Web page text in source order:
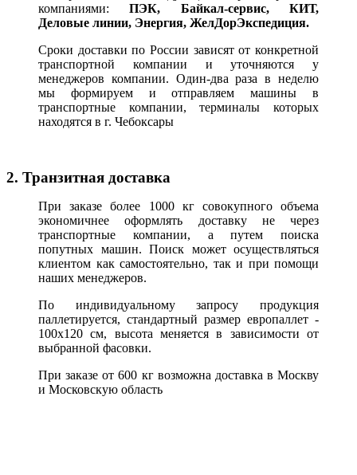
компаниями:ПЭК, Байкал-сервис, КИТ,
Деловые линии, Энергия, ЖелДорЭкспедиция.
Сроки доставки по России зависят от конкретной
транспортной компании и уточняются у
менеджеров компании. Один-два раза в неделю
мы формируем и отправляем машины в
транспортные компании, терминалы которых
находятся в г. Чебоксары
2. Транзитная доставка
При заказе более 1000 кг совокупного объема
экономичнее оформлять доставку не через
транспортные компании, а путем поиска
попутных машин. Поиск может осуществляться
клиентом как самостоятельно, так и при помощи
наших менеджеров.
По индивидуальному запросу продукция
паллетируется, стандартный размер европаллет -
100х120 см, высота меняется в зависимости от
выбранной фасовки.
При заказе от 600 кг возможна доставка в Москву
и Московскую область